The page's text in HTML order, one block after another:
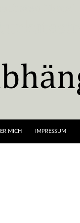
MICH IMPRESSUM